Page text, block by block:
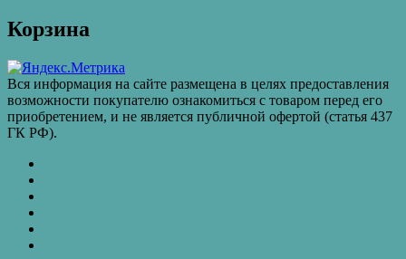
Корзина
Вся информация на сайте размещена в целях предоставления
возможности покупателю ознакомиться с товаром перед его
приобретением, и не является публичной офертой (статья 437
ГК РФ).